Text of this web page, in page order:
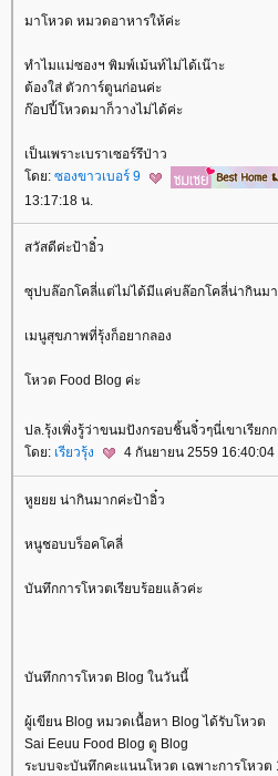
มาโหวด หมวดอาหารให้ค่ะ
ทำไมแม่ซองฯ พิมพ์เม้นท์ไม่ได้เน๊าะ
ต้องใส่ ตัวการ์ตูนก่อนค่ะ
ก๊อปปี้โหวดมาก็วางไม่ได้ค่ะ
เป็นเพราะเบราเซอร์รึป่าว
ดย: ซองขาวเบอร์ 9
13:17:18 น.
สวัสดีค่ะป้าอิ๋ว
ซุปบล๊อกโคลี่แต่ไม่ได้มีแค่บล๊อกโคลี่น่ากินมา
เมนูสุขภาพที่รุ้งก็อยากลอง
หวต Food Blog ค่ะ
ปล.รุ้งเพิ่งรู้ว่าขนมปังกรอบชิ้นจิ๋วๆนี่เขาเรียก
ดย: เรียวรุ้ง 4 กันยายน 2559 16:40:04
หูยยย น่ากินมากค่ะป้าอิ๋ว
หนูชอบบร็อคโคลี่
บันทึกการโหวตเรียบร้อยแล้วค่ะ
บันทึกการโหวต Blog ในวันนี้
ผู้เขียน Blog หมวดเนื้อหา Blog ได้รับโหวต
Sai Eeuu Food Blog ดู Blog
ระบบจะบันทึกคะแนนโหวต เฉพาะการโหวต